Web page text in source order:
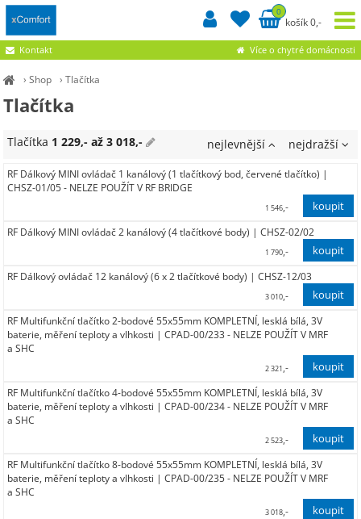
›Shop ›Tlačítka
Tlačítka
nejlevnější nejdražší
Tlačítka 1 229,- až 3 018,-
RF Dálkový MINI ovládač 1 kanálový (1 tlačítkový bod, červené tlačítko) |
CHSZ-01/05 - NELZE POUŽÍT V RF BRIDGE
1 546,-
1 278,00
RF Dálkový MINI ovládač 2 kanálový (4 tlačítkové body) | CHSZ-02/02
1 790,-
1 479,00
RF Dálkový ovládač 12 kanálový (6 x 2 tlačítkové body) | CHSZ-12/03
3 010,-
2 488,00
RF Multifunkční tlačítko 2-bodové 55x55mm KOMPLETNÍ, lesklá bílá, 3V
baterie, měření teploty a vlhkosti | CPAD-00/233 - NELZE POUŽÍT V MRF
a SHC
2 321,-
1 918,00
RF Multifunkční tlačítko 4-bodové 55x55mm KOMPLETNÍ, lesklá bílá, 3V
baterie, měření teploty a vlhkosti | CPAD-00/234 - NELZE POUŽÍT V MRF
a SHC
2 523,-
2 085,00
RF Multifunkční tlačítko 8-bodové 55x55mm KOMPLETNÍ, lesklá bílá, 3V
baterie, měření teploty a vlhkosti | CPAD-00/235 - NELZE POUŽÍT V MRF
a SHC
3 018,-
0
košík 0,-
Více o chytré domácnosti
Kontakt